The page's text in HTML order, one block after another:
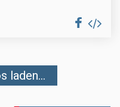
laden...